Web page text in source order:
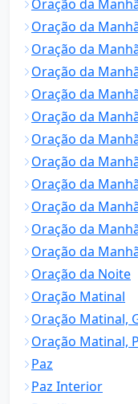
Oração da
Oração da
Oração da
Oração da
Oração da
Oração da
Oração da
Oração da
Oração da
Oração da
Oração da
Oração da
Oração da Noite
Oração Matinal
Oração Matinal,
Oração Matinal,
Paz
Paz Interior